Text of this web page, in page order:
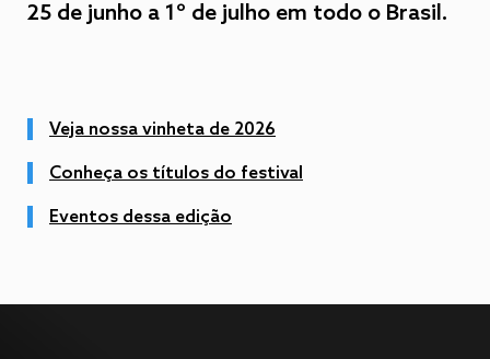
25 de junho a 1º de julho em todo o Brasil.
Veja nossa vinheta de 2026
Conheça os títulos do festival
Eventos dessa edição